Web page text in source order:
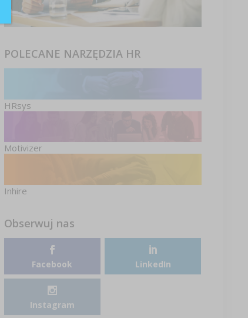
POLECANE NARZĘDZIA HR
HRsys
Motivizer
Inhire
Obserwuj nas
Facebook LinkedIn
Instagram